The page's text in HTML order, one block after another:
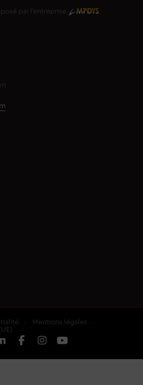
par l'entreprise
Mentions légales